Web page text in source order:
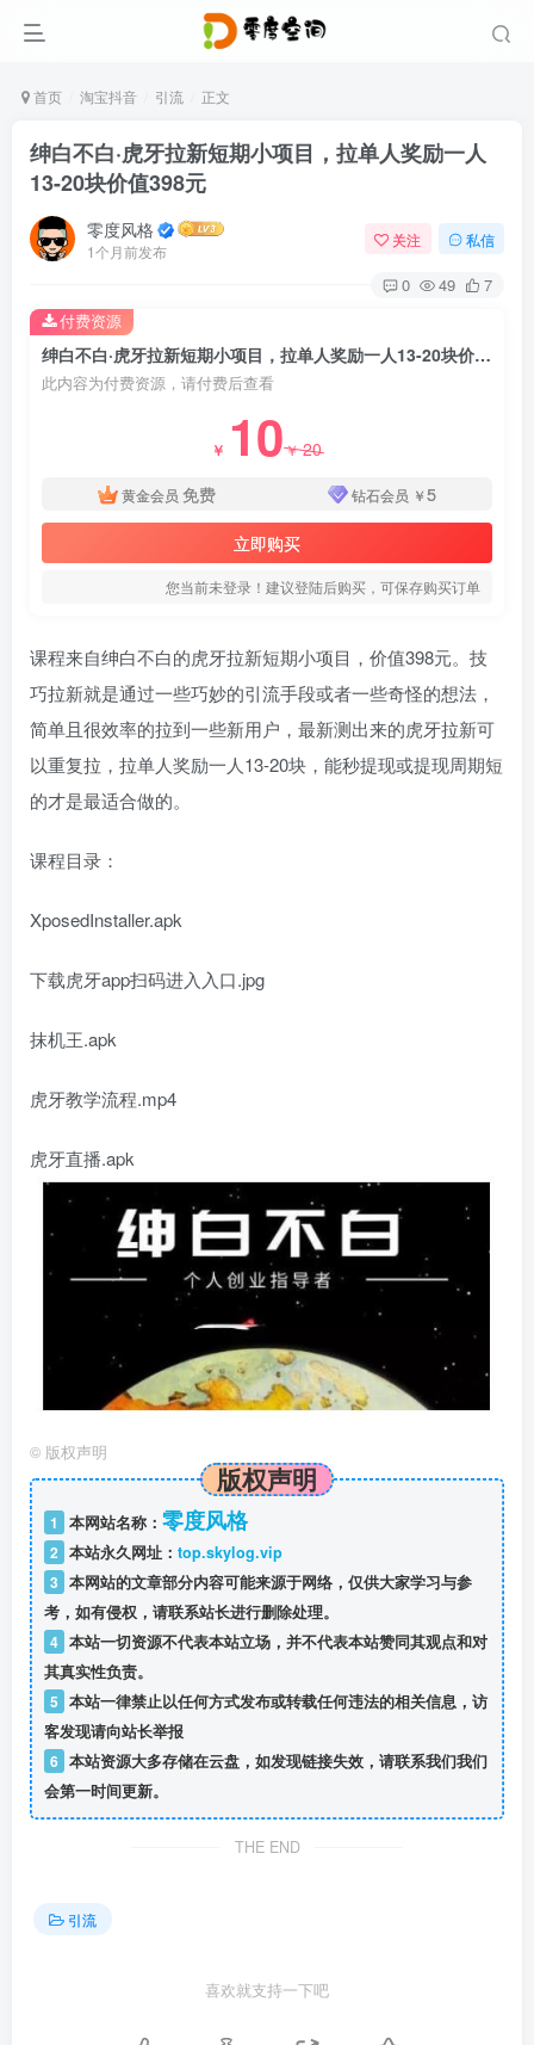
首页 淘宝抖音 引流 正文
绅白不白·虎牙拉新短期小项目，拉单人奖励一人
13-20块价值398元
零度风格
1个月前发布
关注 私信
0 49 7
绅白不白·虎牙拉新短期小项目，拉单人奖励一人13-20块价值398元
此内容为付费资源，请付费后查看
￥ 10￥20
黄金会员 免费 钻石会员 ￥5
立即购买
您当前未登录！建议登陆后购买，可保存购买订单
付费资源
课程来自绅白不白的虎牙拉新短期小项目，价值398元。技
巧拉新就是通过一些巧妙的引流手段或者一些奇怪的想法，
简单且很效率的拉到一些新用户，最新测出来的虎牙拉新可
以重复拉，拉单人奖励一人13-20块，能秒提现或提现周期短
的才是最适合做的。
课程目录：
XposedInstaller.apk
下载虎牙app扫码进入入口.jpg
抹机王.apk
虎牙教学流程.mp4
虎牙直播.apk
© 版权声明
版权声明
1 本网站名称： 零度风格
2 本站永久网址： top.skylog.vip
3 本网站的文章部分内容可能来源于网络，仅供大家学习与参
考，如有侵权，请联系站长进行删除处理。
4 本站一切资源不代表本站立场，并不代表本站赞同其观点和对
其真实性负责。
5 本站一律禁止以任何方式发布或转载任何违法的相关信息，访
客发现请向站长举报
6 本站资源大多存储在云盘，如发现链接失效，请联系我们我们
会第一时间更新。
THE END
引流
喜欢就支持一下吧